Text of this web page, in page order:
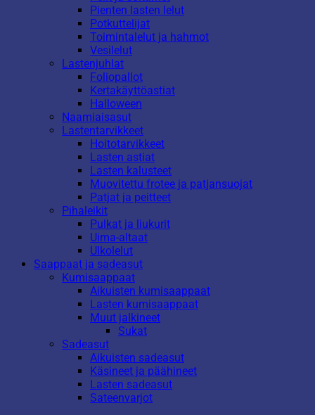
Pienten lasten lelut
Potkuttelijat
Toimintalelut ja hahmot
Vesilelut
Lastenjuhlat
Foliopallot
Kertakäyttöastiat
Halloween
Naamiaisasut
Lastentarvikkeet
Hoitotarvikkeet
Lasten astiat
Lasten kalusteet
Muovitettu frotee ja patjansuojat
Patjat ja peitteet
Pihaleikit
Pulkat ja liukurit
Uima-altaat
Ulkolelut
Saappaat ja sadeasut
Kumisaappaat
Aikuisten kumisaappaat
Lasten kumisaappaat
Muut jalkineet
Sukat
Sadeasut
Aikuisten sadeasut
Käsineet ja päähineet
Lasten sadeasut
Sateenvarjot